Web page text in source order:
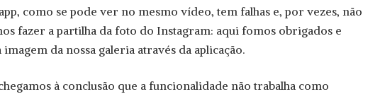
como se pode ver no mesmo vídeo, tem falhas e, por vezes, não
fazer a partilha da foto do Instagram: aqui fomos obrigados e
da nossa galeria através da aplicação.
à conclusão que a funcionalidade não trabalha como